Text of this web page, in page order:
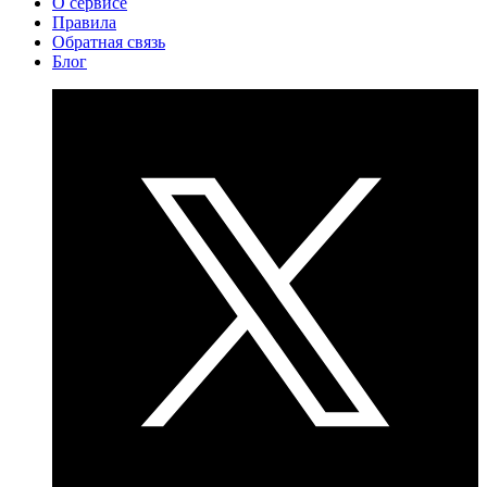
Правила
Обратная связь
Блог